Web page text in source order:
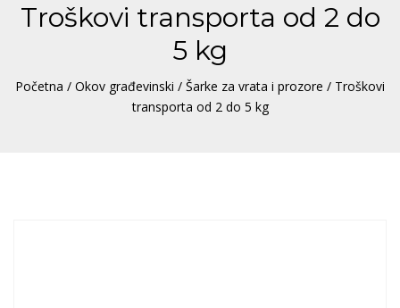
Troškovi transporta od 2 do
5 kg
Početna / Okov građevinski / Šarke za vrata i prozore / Troškovi
transporta od 2 do 5 kg